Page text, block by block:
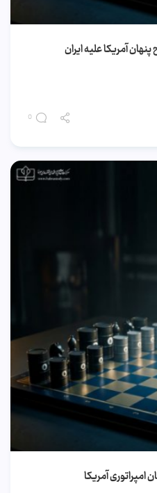
آمریکا علیه ایران
0
آمریکا